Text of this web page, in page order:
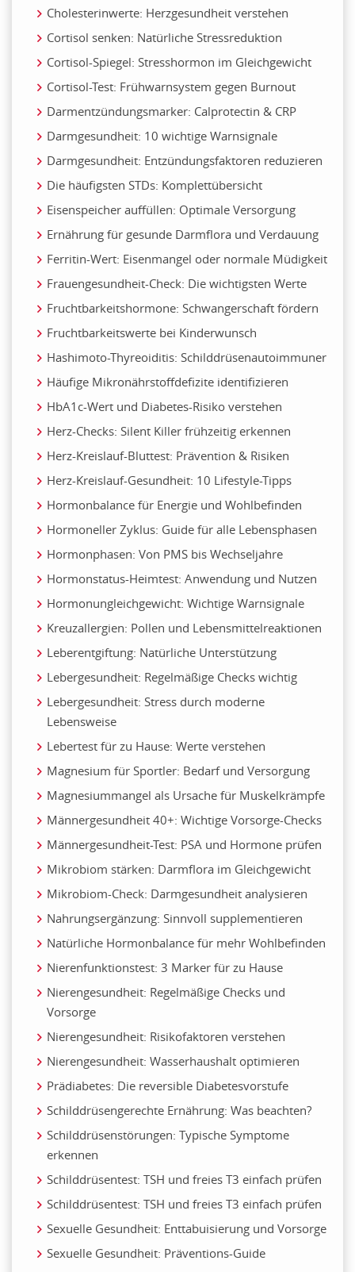
Cholesterinwerte: Herzgesundheit verstehen
Cortisol senken: Natürliche Stressreduktion
Cortisol-Spiegel: Stresshormon im Gleichgewicht
Cortisol-Test: Frühwarnsystem gegen Burnout
Darmentzündungsmarker: Calprotectin & CRP
Darmgesundheit: 10 wichtige Warnsignale
Darmgesundheit: Entzündungsfaktoren reduzieren
Die häufigsten STDs: Komplettübersicht
Eisenspeicher auffüllen: Optimale Versorgung
Ernährung für gesunde Darmflora und Verdauung
Ferritin-Wert: Eisenmangel oder normale Müdigkeit
Frauengesundheit-Check: Die wichtigsten Werte
Fruchtbarkeitshormone: Schwangerschaft fördern
Fruchtbarkeitswerte bei Kinderwunsch
Hashimoto-Thyreoiditis: Schilddrüsenautoimmuner
Häufige Mikronährstoffdefizite identifizieren
HbA1c-Wert und Diabetes-Risiko verstehen
Herz-Checks: Silent Killer frühzeitig erkennen
Herz-Kreislauf-Bluttest: Prävention & Risiken
Herz-Kreislauf-Gesundheit: 10 Lifestyle-Tipps
Hormonbalance für Energie und Wohlbefinden
Hormoneller Zyklus: Guide für alle Lebensphasen
Hormonphasen: Von PMS bis Wechseljahre
Hormonstatus-Heimtest: Anwendung und Nutzen
Hormonungleichgewicht: Wichtige Warnsignale
Kreuzallergien: Pollen und Lebensmittelreaktionen
Leberentgiftung: Natürliche Unterstützung
Lebergesundheit: Regelmäßige Checks wichtig
Lebergesundheit: Stress durch moderne
Lebensweise
Lebertest für zu Hause: Werte verstehen
Magnesium für Sportler: Bedarf und Versorgung
Magnesiummangel als Ursache für Muskelkrämpfe
Männergesundheit 40+: Wichtige Vorsorge-Checks
Männergesundheit-Test: PSA und Hormone prüfen
Mikrobiom stärken: Darmflora im Gleichgewicht
Mikrobiom-Check: Darmgesundheit analysieren
Nahrungsergänzung: Sinnvoll supplementieren
Natürliche Hormonbalance für mehr Wohlbefinden
Nierenfunktionstest: 3 Marker für zu Hause
Nierengesundheit: Regelmäßige Checks und
Vorsorge
Nierengesundheit: Risikofaktoren verstehen
Nierengesundheit: Wasserhaushalt optimieren
Prädiabetes: Die reversible Diabetesvorstufe
Schilddrüsengerechte Ernährung: Was beachten?
Schilddrüsenstörungen: Typische Symptome
erkennen
Schilddrüsentest: TSH und freies T3 einfach prüfen
Schilddrüsentest: TSH und freies T3 einfach prüfen
Sexuelle Gesundheit: Enttabuisierung und Vorsorge
Sexuelle Gesundheit: Präventions-Guide